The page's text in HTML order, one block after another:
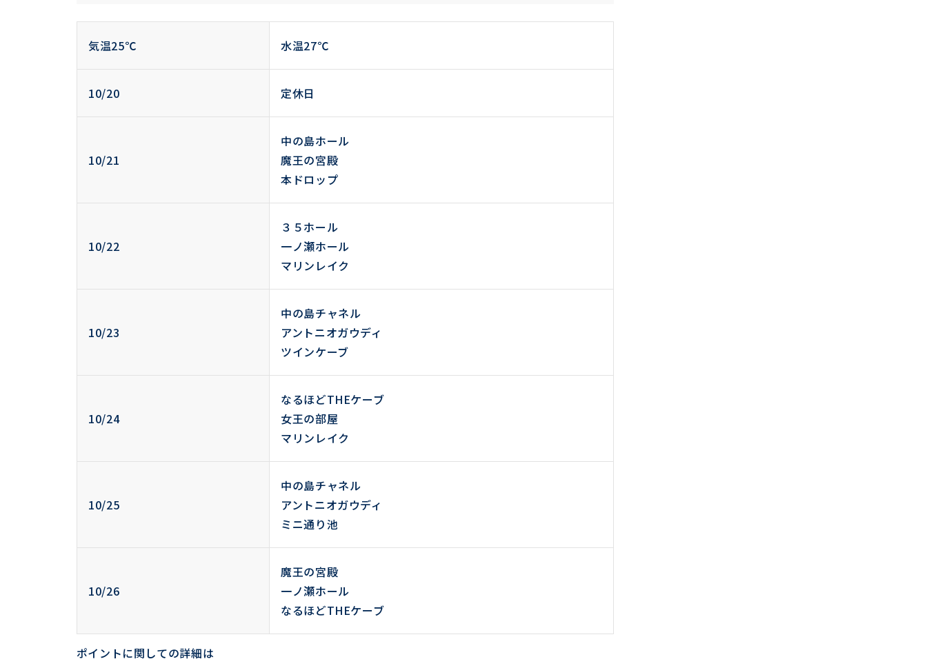
気温25℃ 水温27℃
10/20 定休日
10/21
中の島ホール
魔王の宮殿
本ドロップ
10/22
３５ホール
一ノ瀬ホール
マリンレイク
10/23
中の島チャネル
アントニオガウディ
ツインケーブ
10/24
なるほどTHEケーブ
女王の部屋
マリンレイク
10/25
中の島チャネル
アントニオガウディ
ミニ通り池
10/26
魔王の宮殿
一ノ瀬ホール
なるほどTHEケーブ
ポイントに関しての詳細は